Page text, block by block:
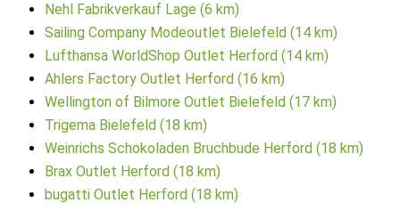
Nehl Fabrikverkauf Lage (6 km)
Sailing Company Modeoutlet Bielefeld (14 km)
Lufthansa WorldShop Outlet Herford (14 km)
Ahlers Factory Outlet Herford (16 km)
Wellington of Bilmore Outlet Bielefeld (17 km)
Trigema Bielefeld (18 km)
Weinrichs Schokoladen Bruchbude Herford (18 km)
Brax Outlet Herford (18 km)
bugatti Outlet Herford (18 km)